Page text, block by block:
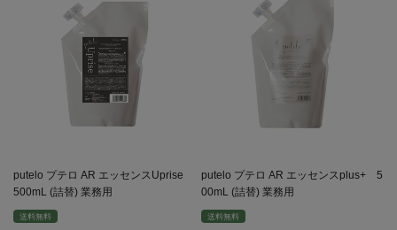
putelo プテロ AR エッセンスUprise
500mL (詰替) 業務用
送料無料
putelo プテロ AR エッセンスplus+ 5
00mL (詰替) 業務用
送料無料